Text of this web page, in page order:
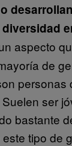
aspecto
de
personas
ser
bastante
tipo de